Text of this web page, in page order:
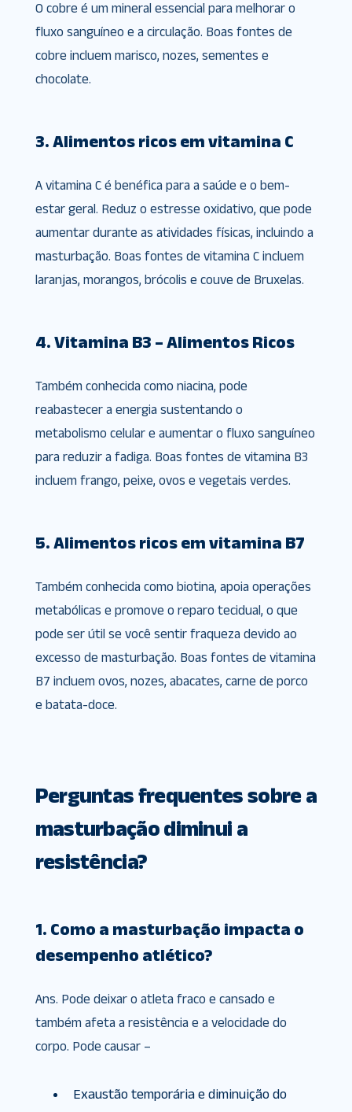
O cobre é um mineral essencial para melhorar o
fluxo sanguíneo e a circulação. Boas fontes de
cobre incluem marisco, nozes, sementes e
chocolate.
3. Alimentos ricos em vitamina C
A vitamina C é benéfica para a saúde e o bem-
estar geral. Reduz o estresse oxidativo, que pode
aumentar durante as atividades físicas, incluindo a
masturbação. Boas fontes de vitamina C incluem
laranjas, morangos, brócolis e couve de Bruxelas.
4. Vitamina B3 – Alimentos Ricos
Também conhecida como niacina, pode
reabastecer a energia sustentando o
metabolismo celular e aumentar o fluxo sanguíneo
para reduzir a fadiga. Boas fontes de vitamina B3
incluem frango, peixe, ovos e vegetais verdes.
5. Alimentos ricos em vitamina B7
Também conhecida como biotina, apoia operações
metabólicas e promove o reparo tecidual, o que
pode ser útil se você sentir fraqueza devido ao
excesso de masturbação. Boas fontes de vitamina
B7 incluem ovos, nozes, abacates, carne de porco
e batata-doce.
Perguntas frequentes sobre a
masturbação diminui a
resistência?
1. Como a masturbação impacta o
desempenho atlético?
Ans. Pode deixar o atleta fraco e cansado e
também afeta a resistência e a velocidade do
corpo. Pode causar –
Exaustão temporária e diminuição do